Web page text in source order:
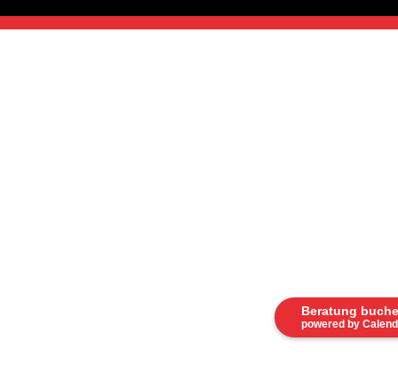
Beratung
powered by